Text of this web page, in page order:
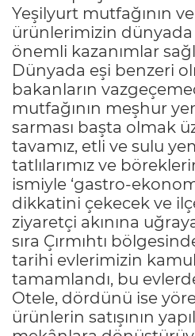
Yeşilyurt mutfağının
ürünlerimizin dünyada
önemli kazanımlar
Dünyada eşi benzeri
bakanların
mutfağının meşhur
sarması başta olmak
tavamız, etli ve sulu
tatlılarımız ve
ismiyle ‘gastro-
dikkatini çekecek ve
ziyaretçi akınına
sıra Çırmıhtı
tarihi evlerimizin
tamamlandı, bu
Otele, dördünü ise
ürünlerin satışının